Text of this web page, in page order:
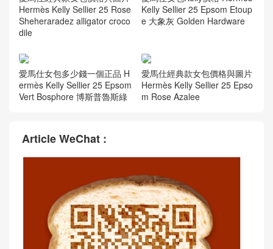
愛馬仕最受歡迎的包 Hermès
llier Epsom 25 奶昔白/大象灰
ta 奶油白 金色
愛馬仕經典款女包價格與圖片
dile
愛馬仕女包Kelly價格 Hermès
愛馬仕女包多少錢一個正品 H
ermès Kelly Sellier 25 Epsom
Vert Bosphore 博斯普魯斯綠
愛馬仕經典款女包價格與圖片
Hermès Kelly Sellier 25 Epso
m Rose Azalee
Article WeChat :